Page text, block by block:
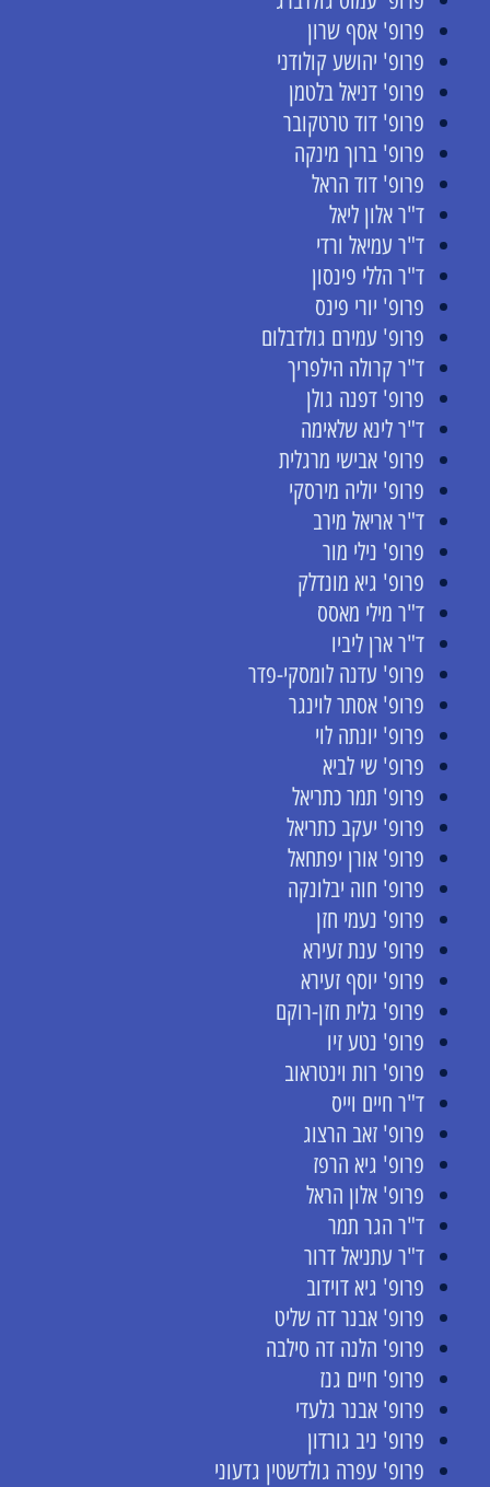
פרופ' אסף שרון
פרופ' יהושע קולודני
פרופ' דניאל בלטמן
פרופ' דוד טרטקובר
פרופ' ברוך מינקה
פרופ' דוד הראל
ד"ר אלון ליאל
ד"ר עמיאל ורדי
ד"ר הללי פינסון
פרופ' יורי פינס
פרופ' עמירם גולדבלום
ד"ר קרולה הילפריך
פרופ' דפנה גולן
ד"ר לינא שלאימה
פרופ' אבישי מרגלית
פרופ' יוליה מירסקי
ד"ר אריאל מירב
פרופ' נילי מור
פרופ' גיא מונדלק
ד"ר מילי מאסס
ד"ר ארן ליביו
פרופ' עדנה לומסקי-פדר
פרופ' אסתר לוינגר
פרופ' יונתה לוי
פרופ' שי לביא
פרופ' תמר כתריאל
פרופ' יעקב כתריאל
פרופ' אורן יפתחאל
פרופ' חוה יבלונקה
פרופ' נעמי חזן
פרופ' ענת זעירא
פרופ' יוסף זעירא
פרופ' גלית חזן-רוקם
פרופ' נטע זיו
פרופ' רות וינטראוב
ד"ר חיים וייס
פרופ' זאב הרצוג
פרופ' גיא הרפז
פרופ' אלון הראל
ד"ר הגר תמר
ד"ר עתניאל דרור
פרופ' גיא דוידוב
פרופ' אבנר דה שליט
פרופ' הלנה דה סילבה
פרופ' חיים גנז
פרופ' אבנר גלעדי
פרופ' ניב גורדון
פרופ' עפרה גולדשטין גדעוני